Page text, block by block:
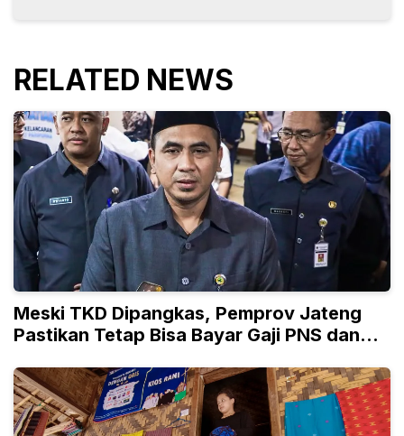
RELATED NEWS
Meski TKD Dipangkas, Pemprov Jateng
Pastikan Tetap Bisa Bayar Gaji PNS dan